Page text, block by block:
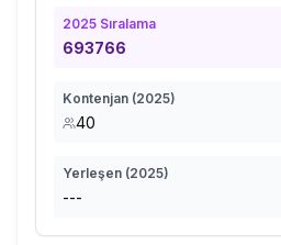
2025 Sıralama
693766
Kontenjan (2025)
40
Yerleşen (2025)
---